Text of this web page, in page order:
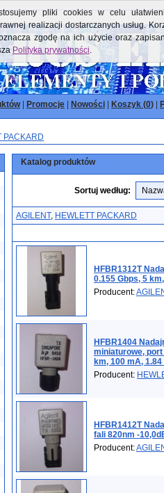
| Promocje Nowości Koszyk (0)
PACKARD
Katalog produktów
Sortuj według:
AGILENT, HEWLETT PACKARD
HFBR1312T
0.155 Gbps, 5
Producent:
HFBR1404
miniaturowe, port
km, 100 mA,
Producent:
HFBR1412T
fali 820nm -
Producent:
pliki cookies w celu
realizacji dostarczanych usług.
zgodę na ich użycie oraz
Polityka prywatności.